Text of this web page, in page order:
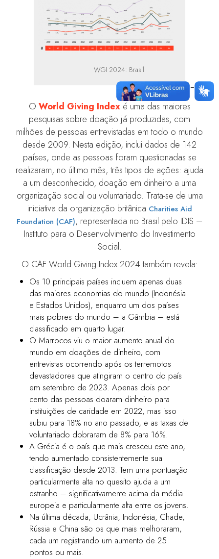
WGI 2024: Brasil
O World Giving Indexé uma das maiores
pesquisas sobre doação já produzidas, com
milhões de pessoas entrevistadas em todo o mundo
desde 2009. Nesta edição, inclui dados de 142
países, onde as pessoas foram questionadas se
realizaram, no último mês, três tipos de ações: ajuda
a um desconhecido, doação em dinheiro a uma
organização social ou voluntariado. Trata-se de uma
iniciativa da organização britânica Charities Aid
Foundation (CAF), representada no Brasil pelo IDIS –
Instituto para o Desenvolvimento do Investimento
Social.
O CAF World Giving Index 2024 também revela:
Os 10 principais países incluem apenas duas
das maiores economias do mundo (Indonésia
e Estados Unidos), enquanto um dos países
mais pobres do mundo – a Gâmbia – está
classificado em quarto lugar.
O Marrocos viu o maior aumento anual do
mundo em doações de dinheiro, com
entrevistas ocorrendo após os terremotos
devastadores que atingiram o centro do país
em setembro de 2023. Apenas dois por
cento das pessoas doaram dinheiro para
instituições de caridade em 2022, mas isso
subiu para 18% no ano passado, e as taxas de
voluntariado dobraram de 8% para 16%.
A Grécia é o país que mais cresceu este ano,
tendo aumentado consistentemente sua
classificação desde 2013. Tem uma pontuação
particularmente alta no quesito ajuda a um
estranho – significativamente acima da média
europeia e particularmente alta entre os jovens.
Na última década, Ucrânia, Indonésia, Chade,
Rússia e China são os que mais melhoraram,
cada um registrando um aumento de 25
pontos ou mais.